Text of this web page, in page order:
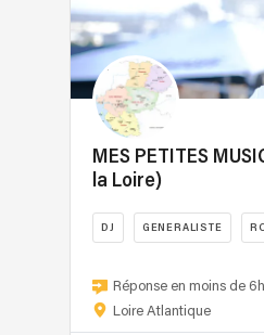
mariages…)
que
Corporate
(séminaires,
team
building…).
Tout
a
avec
musique
brésilienne,
MES PETITES
la Loire)
DJ GENERALISTE
Djette
signature
Réponse en moins de 6h
Loire Atlantique